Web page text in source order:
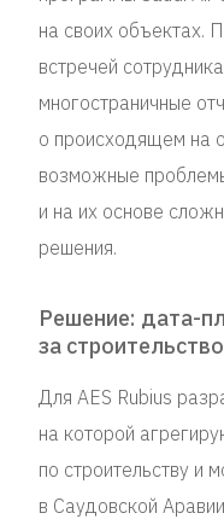
на своих объектах.
встречей
многостраничные
о происходящем на
возможные
и на их основе
решения.
Решение: дата-
за
Для AES Rubius
на которой
по строительству и
в Саудовской